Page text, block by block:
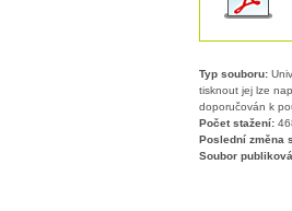
Typ souboru:
tisknout jej lze
doporučován k
Počet stažení:
Poslední změna
Soubor